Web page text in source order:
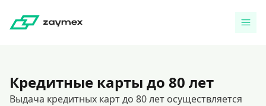
Кредитные карты до 80 лет
Выдача кредитных карт до 80 лет осуществляется